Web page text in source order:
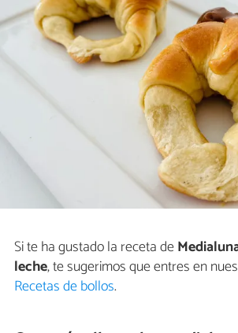
Si te ha gustado la receta de
leche, te sugerimos que entres en
Recetas de bollos.